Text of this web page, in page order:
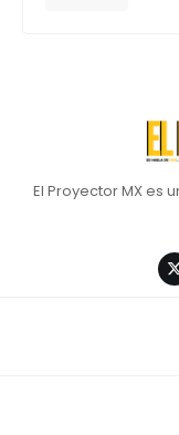
El Proyector MX es